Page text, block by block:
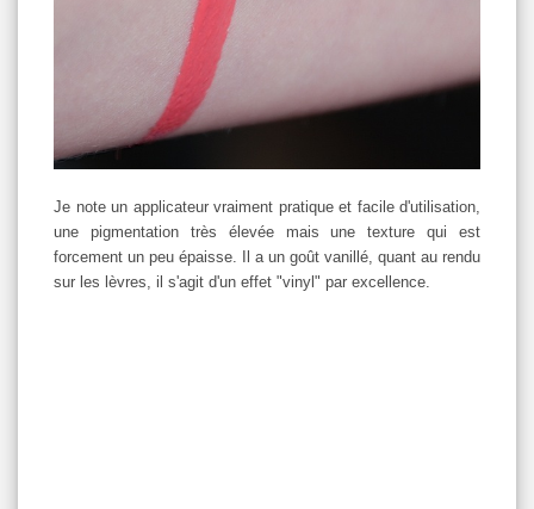
Je note un applicateur vraiment pratique et facile d'utilisation,
une pigmentation très élevée mais une texture qui est
forcement un peu épaisse. Il a un goût vanillé, quant au rendu
sur les lèvres, il s'agit d'un effet "vinyl" par excellence.